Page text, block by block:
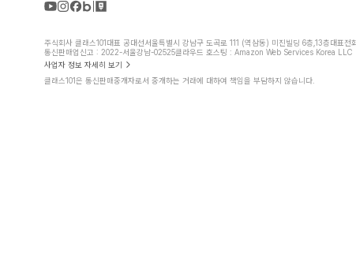
주식회사 클래스101대표 공대선서울특별시 강남구 도곡로 111 (역삼동) 미진빌딩 6층,13층대표전
통신판매업신고 : 2022-서울강남-02525클라우드 호스팅 : Amazon Web Services Korea LLC
사업자 정보 자세히 보기
클래스101은 통신판매중개자로서 중개하는 거래에 대하여 책임을 부담하지 않습니다.